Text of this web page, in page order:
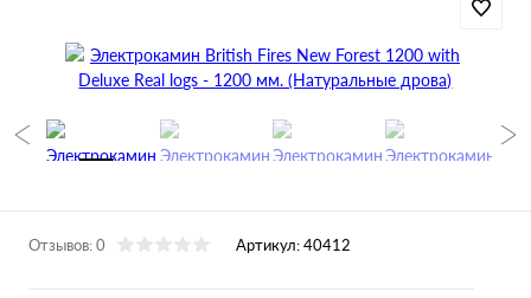
Отзывов: 0 Артикул:40412